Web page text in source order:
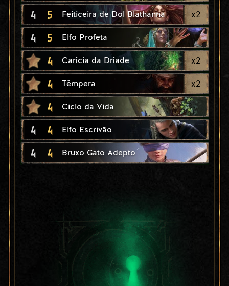
4 5 Feiticeira de Dol Blathanna x2
4 5 Elfo Profeta
4 Carícia da Dríade x2
4 Têmpera x2
4 Ciclo da Vida
4 4 Elfo Escrivão
4 4 Bruxo Gato Adepto